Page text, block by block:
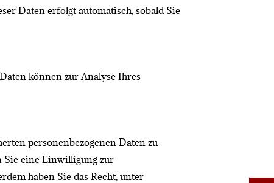
Daten erfolgt automatisch, sobald Sie
können zur Analyse Ihres
personenbezogenen Daten zu
Sie eine Einwilligung zur
haben Sie das Recht, unter